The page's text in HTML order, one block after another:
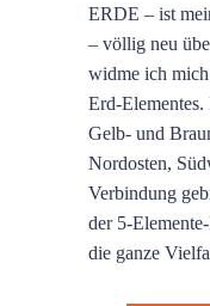
ERDE – ist
– völlig neu
widme ich
Erd-
Gelb- und
Nordosten,
Verbindung
der 5-
die ganze